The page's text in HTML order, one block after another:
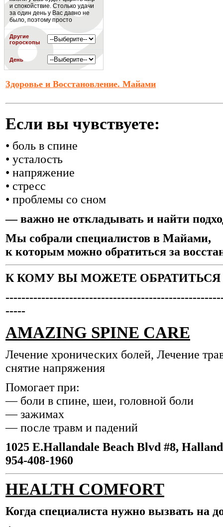
и спокойствие. Столько удачи
за один день у Вас давно не
было, поэтому просто
наслаждайтесь этим днём! К
слову, ближайшие недели
будут такими же позитивными,
как и этот день. Считайте это
белой полосой Вашей жизни.
Подробнее
Другие
гороскопы
День
Здоровье и Восстановление. Майами
Если вы чувствуете:
• боль в спине
• усталость
• напряжение
• стресс
• проблемы со сном
— важно не откладывать и найти
Мы собрали специалистов в Майами,
к которым можно обратиться за
К КОМУ ВЫ МОЖЕТЕ ОБРАТИТЬСЯ
-----
AMAZING SPINE CARE
Лечение хронических болей, Лечение
снятие напряжения
Помогает при:
— боли в спине, шеи, головной боли
— зажимах
— после травм и падений
1025 E.Hallandale Beach Blvd #8,
954-408-1960
HEALTH COMFORT
Когда специалиста нужно вызвать на